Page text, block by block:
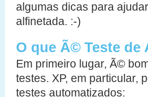
algumas dicas para
alfinetada. :-)
O que Ã© Teste de
Em primeiro lugar, Ã©
testes. XP, em particular,
testes automatizados: